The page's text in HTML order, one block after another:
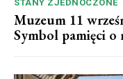
STANY ZJEDNOCZONE
Muzeum 11
Symbol pamięci